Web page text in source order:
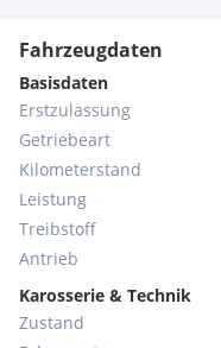
Fahrzeugdaten
Basisdaten
Erstzulassung
Getriebeart
Kilometerstand
Leistung
Treibstoff
Antrieb
Karosserie & Technik
Zustand